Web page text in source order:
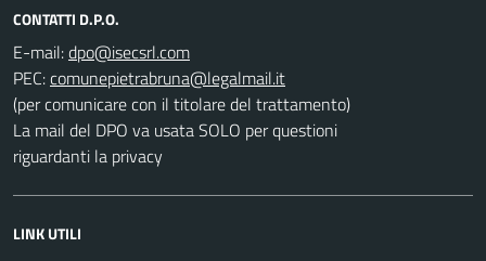
CONTATTI D.P.O.
E-mail:
PEC:
(per comunicare con il titolare del trattamento)
La mail del DPO va usata SOLO per questioni
riguardanti la privacy
LINK UTILI